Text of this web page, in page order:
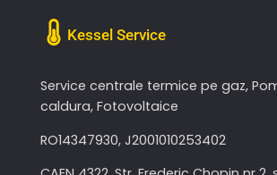
Kessel Service
Service centrale termice pe gaz,
caldura, Fotovoltaice
RO14347930, J2001010253402